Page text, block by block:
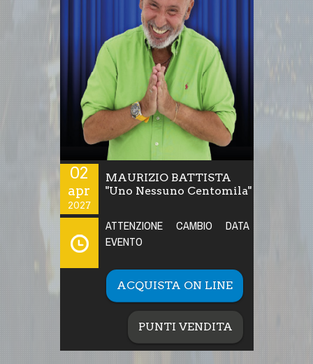
02
apr
2027
MAURIZIO BATTISTA
"Uno Nessuno Centomila"
ATTENZIONE CAMBIO DATA
EVENTO
ACQUISTA ON LINE
PUNTI VENDITA